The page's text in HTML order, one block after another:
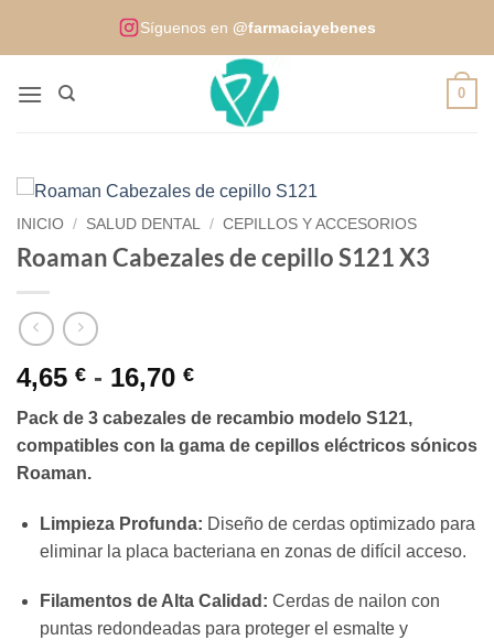
Síguenos en @farmaciayebenes
0
INICIO / SALUD DENTAL / CEPILLOS Y ACCESORIOS
Roaman Cabezales de cepillo S121 X3
4,65 € - 16,70 €Rango
precios:
desde
16,70 €
Pack de 3 cabezales de recambio modelo S121,
compatibles con la gama de cepillos eléctricos sónicos
Roaman.
Limpieza Profunda: Diseño de cerdas optimizado para
eliminar la placa bacteriana en zonas de difícil acceso.
Filamentos de Alta Calidad: Cerdas de nailon con
puntas redondeadas para proteger el esmalte y